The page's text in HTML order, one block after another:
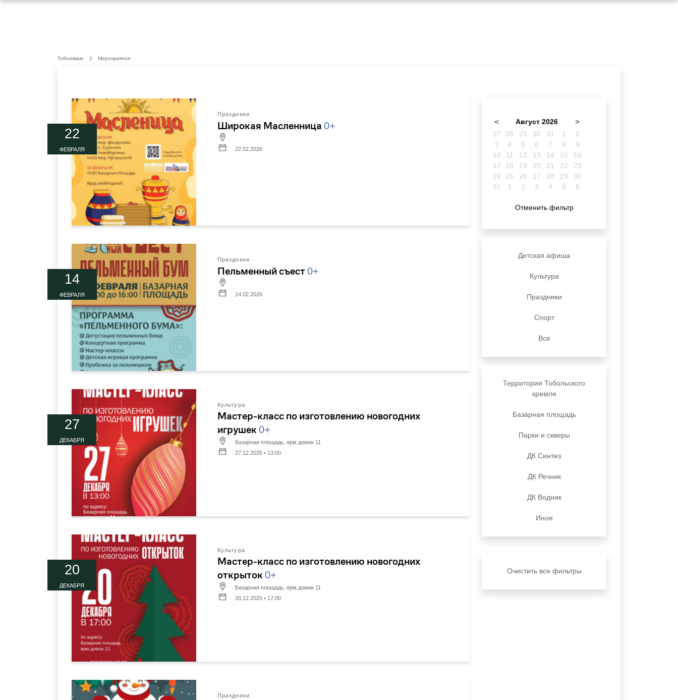
Тоболякам Мероприятия
22
ФЕВРАЛЯ
Праздники
Широкая Масленница 0+
22.02.2026
14
ФЕВРАЛЯ
Праздники
Пельменный съест0+
14.02.2026
27
ДЕКАБРЯ
Культура
Мастер-класс по изготовлению новогодних
игрушек 0+
Базарная площадь, ярм.домик 11
27.12.2025 • 13:00
20
ДЕКАБРЯ
Культура
Мастер-класс по изготовлению новогодних
открыток 0+
Базарная площадь, ярм.домик 11
20.12.2025 • 17:00
Праздники
< Август 2026 >
27 28 29 30 31 1
2
3
4 5 6 7 8
9
10
11 12 13 14 15
16
17
18 19 20 21 22
23
24
25 26 27 28 29
30
31
1 2 3 4 5 6
Отменить фильтр
Детская афиша
Культура
Праздники
Спорт
Все
Территория Тобольского
кремля
Базарная площадь
Парки и скверы
ДК Синтез
ДК Речник
ДК Водник
Иное
Очистить все фильтры